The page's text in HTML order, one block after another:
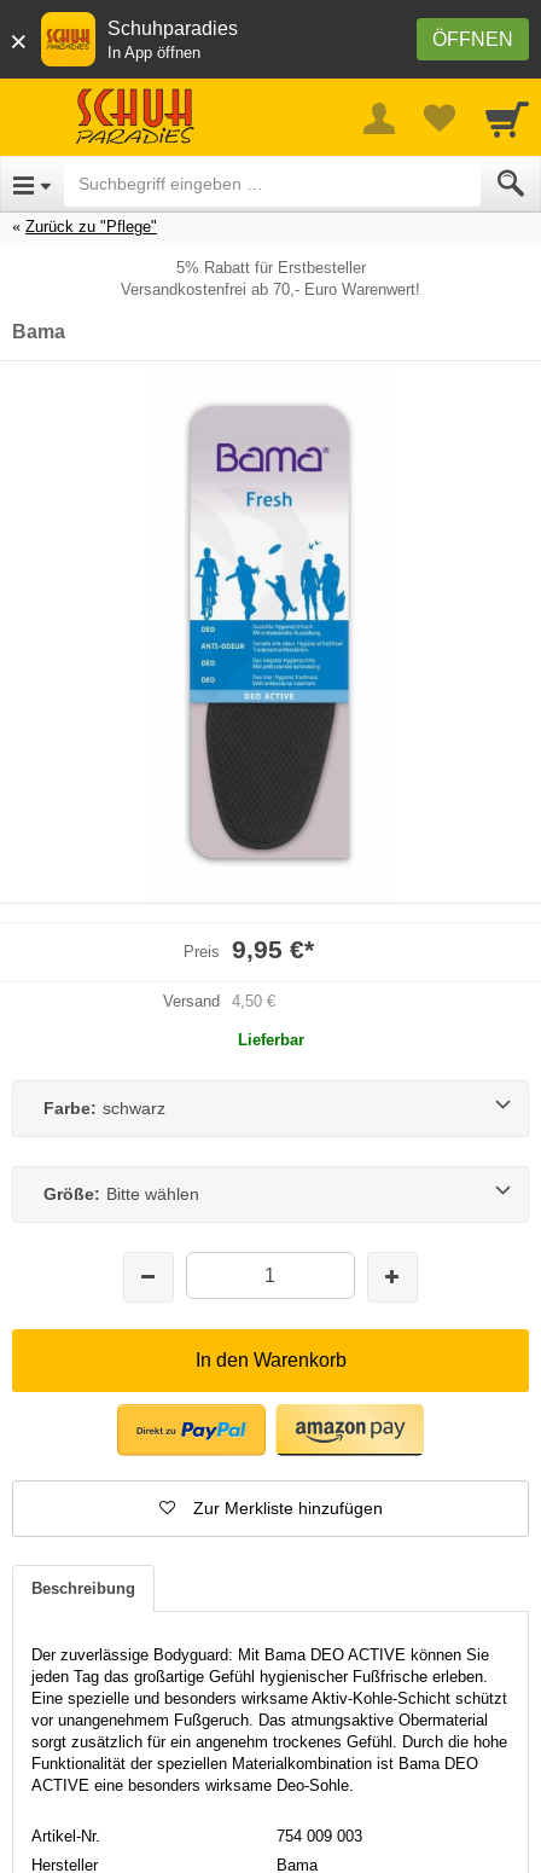
× ÖFFNEN
Schuhparadies
In App öffnen
Zurück zu "Pflege"
5% Rabatt für Erstbesteller
Versandkostenfrei ab 70,- Euro Warenwert!
Bama
Preis 9,95 €*
Versand 4,50 €
Lieferbar
Farbe: schwarz
Größe: Bitte wählen
In den Warenkorb
Zur Merkliste hinzufügen
Beschreibung
Der zuverlässige Bodyguard: Mit Bama DEO ACTIVE können Sie
jeden Tag das großartige Gefühl hygienischer Fußfrische erleben.
Eine spezielle und besonders wirksame Aktiv-Kohle-Schicht schützt
vor unangenehmem Fußgeruch. Das atmungsaktive Obermaterial
sorgt zusätzlich für ein angenehm trockenes Gefühl. Durch die hohe
Funktionalität der speziellen Materialkombination ist Bama DEO
ACTIVE eine besonders wirksame Deo-Sohle.
Artikel-Nr.
754 009 003
Hersteller
Bama